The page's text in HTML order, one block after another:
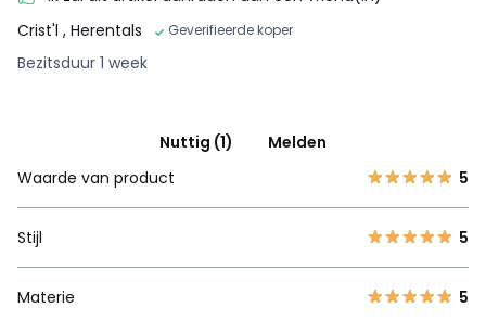
Crist'l , Herentals Geverifieerde koper
Bezitsduur 1 week
Nuttig (1)
Melden
Waarde van product
5
Stijl 5
Materie 5